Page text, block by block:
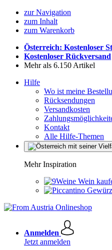
zur Navigation
zum Inhalt
zum Warenkorb
Österreich: Kostenloser
Kostenloser Rückversand
Mehr als 6.150 Artikel
Hilfe
Wo ist meine
Rücksendungen
Versandkosten
Kontakt
Alle Hilfe-Themen
Mehr Inspiration
Wein
Anmelden
Jetzt anmelden